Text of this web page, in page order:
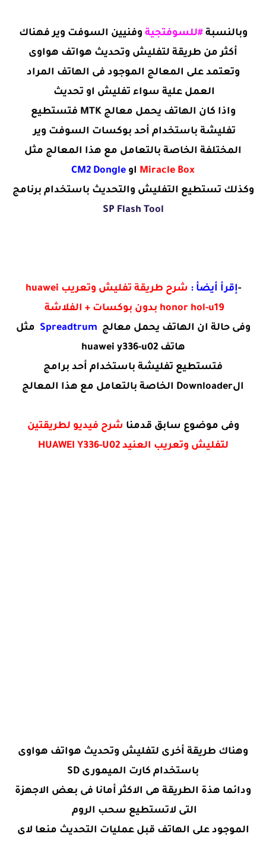
وبالنسبة#للسوفتجية وفنيين السوفت وير فهناك
أكثر من طريقة لتفليش وتحديث هواتف هواوى
وتعتمد على المعالج الموجود فى الهاتف المراد
العمل علية سواء تفليش او تحديث
واذا كان الهاتف يحمل معالج MTK فتستطيع
تفليشة باستخدام أحد بوكسات السوفت وير
المختلفة الخاصة بالتعامل مع هذا المعالج مثل
Miracle Box او CM2 Dongle
وكذلك تستطيع التفليش والتحديث باستخدام برنامج
SP Flash Tool
-إقرأ أيضأ :
شرح طريقة تفليش وتعريب huawei
honor hol-u19 بدون بوكسات + الفلاشة
وفى حالة ان الهاتف يحمل معالج Spreadtrum مثل
هاتف huawei y336-u02
فتستطيع تفليشة باستخدام أحد برامج
الDownloader الخاصة بالتعامل مع هذا المعالج
وفى موضوع سابق قدمنا شرح فيديو لطريقتين
لتفليش وتعريب العنيد HUAWEI Y336-U02
وهناك طريقة أخرى لتفليش وتحديث هواتف هواوى
باستخدام كارت الميمورى SD
ودائما هذة الطريقة هى الاكثر أمانا فى بعض الاجهزة
التى لاتستطيع سحب الروم
الموجود على الهاتف قبل عمليات التحديث منعا لاى